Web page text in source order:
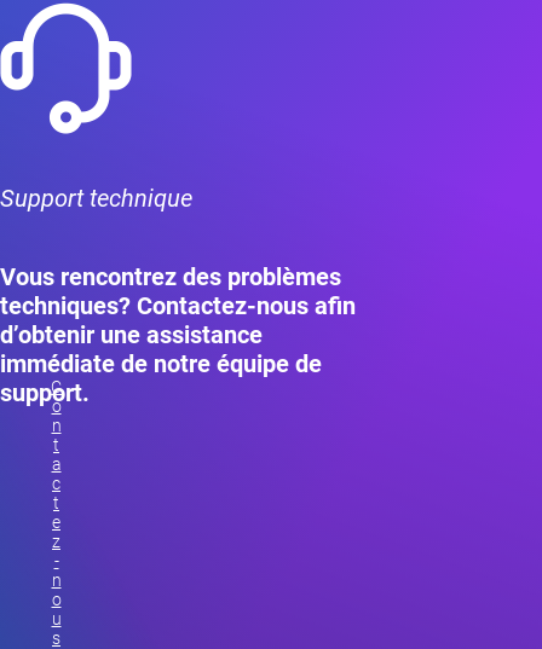
Support technique
Vous rencontrez des problèmes
techniques? Contactez-nous afin
d’obtenir une assistance
immédiate de notre équipe de
support.
C
o
n
t
a
c
t
e
z
-
n
o
u
s